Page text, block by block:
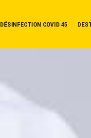
DÉSINFECTION COVID 45